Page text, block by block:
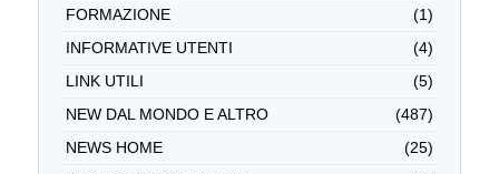
FORMAZIONE
(1)
INFORMATIVE UTENTI
(4)
LINK UTILI
(5)
NEW DAL MONDO E ALTRO
(487)
NEWS HOME
(25)